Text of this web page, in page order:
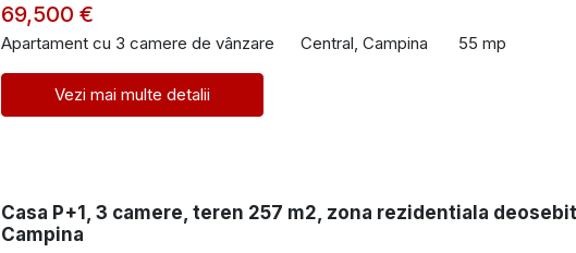
69,500 €
Apartament cu 3 camere de vânzare Central, Campina 55 mp
Vezi mai multe detalii
Casa P+1, 3 camere, teren 257 m2, zona rezidentiala
Campina